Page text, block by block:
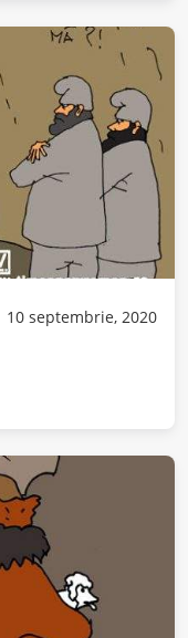
10 septembrie, 2020